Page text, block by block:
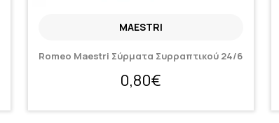
MAESTRI
Romeo Maestri Σύρματα Συρραπτικού 24/6
0,80€